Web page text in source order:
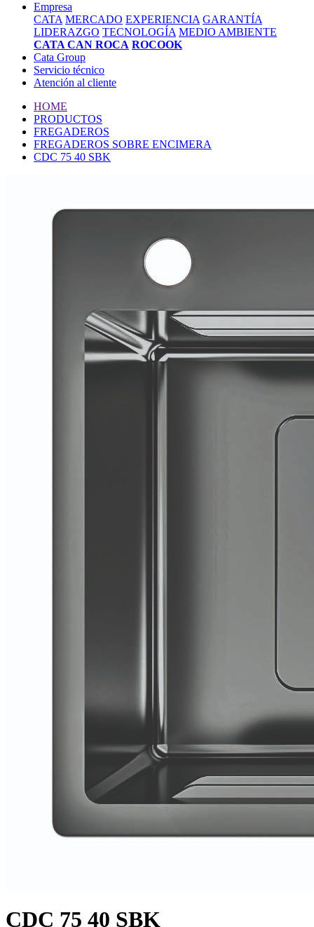
Empresa
CATA MERCADO EXPERIENCIA GARANTÍA
LIDERAZGO TECNOLOGÍA MEDIO AMBIENTE
CATA CAN ROCA ROCOOK
Cata Group
Servicio técnico
Atención al cliente
HOME
PRODUCTOS
FREGADEROS
FREGADEROS SOBRE ENCIMERA
CDC 75 40 SBK
CDC 75 40 SBK